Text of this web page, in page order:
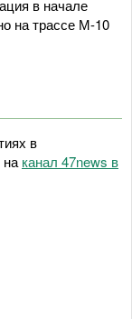
в начале
на трассе М-10
в
на канал 47news в